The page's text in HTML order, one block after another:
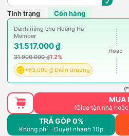
Tình trạng Còn hàng
Dành riêng cho Hoàng Hà
Member
31.517.000 ₫
31.900.000 ₫1.2%
+63.000 ₫ Điểm thưởng
Hoặc
MUA
(Giao tận nhà
TRẢ GÓP 0%
Không phí - Duyệt nhanh 10p